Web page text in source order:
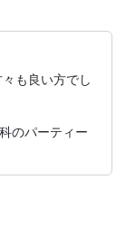
も良い方でし
のパーティー